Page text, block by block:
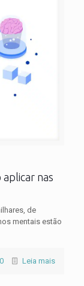
nas
de
mentais estão
0 Leia mais